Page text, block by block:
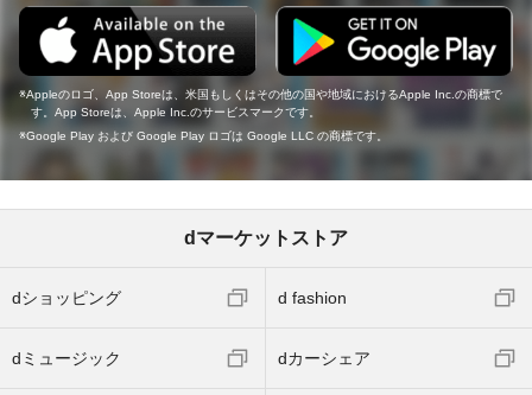
Appleのロゴ、App Storeは、米国もしくはその他の国や地域におけるApple Inc.の商標で
す。App Storeは、Apple Inc.のサービスマークです。
Google Play および Google Play ロゴは Google LLC の商標です。
dマーケットストア
dショッピング d fashion
dミュージック dカーシェア